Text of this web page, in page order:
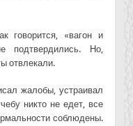
говорится, «вагон и
подтвердились. Но,
отвлекали.
жалобы, устраивал
никто не едет, все
соблюдены.